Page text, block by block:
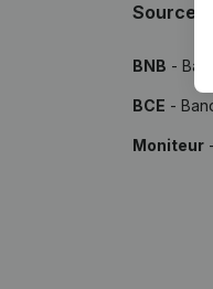
Sources
BNB -
BCE -
Moniteur